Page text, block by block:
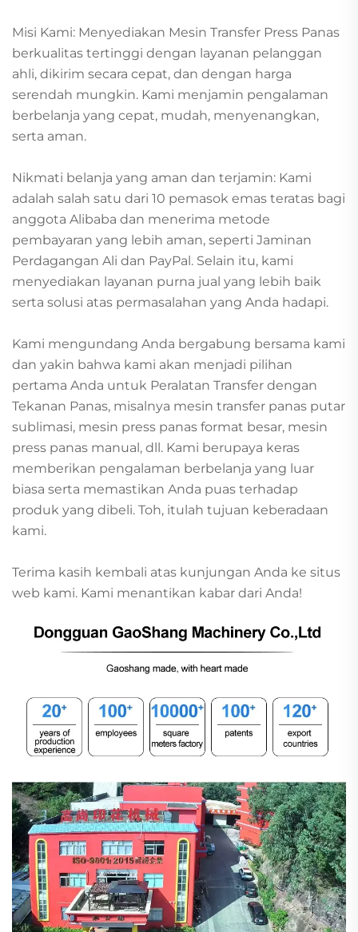
Misi Kami: Menyediakan Mesin Transfer Press Panas
berkualitas tertinggi dengan layanan pelanggan
ahli, dikirim secara cepat, dan dengan harga
serendah mungkin. Kami menjamin pengalaman
berbelanja yang cepat, mudah, menyenangkan,
serta aman.
Nikmati belanja yang aman dan terjamin: Kami
adalah salah satu dari 10 pemasok emas teratas bagi
anggota Alibaba dan menerima metode
pembayaran yang lebih aman, seperti Jaminan
Perdagangan Ali dan PayPal. Selain itu, kami
menyediakan layanan purna jual yang lebih baik
serta solusi atas permasalahan yang Anda hadapi.
Kami mengundang Anda bergabung bersama kami
dan yakin bahwa kami akan menjadi pilihan
pertama Anda untuk Peralatan Transfer dengan
Tekanan Panas, misalnya mesin transfer panas putar
sublimasi, mesin press panas format besar, mesin
press panas manual, dll. Kami berupaya keras
memberikan pengalaman berbelanja yang luar
biasa serta memastikan Anda puas terhadap
produk yang dibeli. Toh, itulah tujuan keberadaan
kami.
Terima kasih kembali atas kunjungan Anda ke situs
web kami. Kami menantikan kabar dari Anda!